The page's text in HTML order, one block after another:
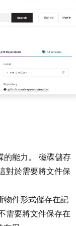
的能力。 磁碟儲存
對於需要將文件保
物件形式儲存在記
需要將文件保存在